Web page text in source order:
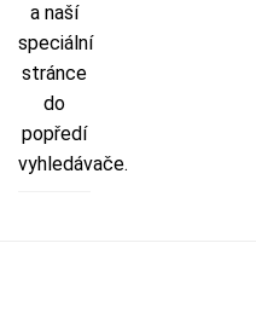
a naší
speciální
stránce
do
popředí
vyhledávače.